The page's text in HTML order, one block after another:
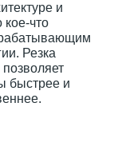
и
что
Резка
быстрее и